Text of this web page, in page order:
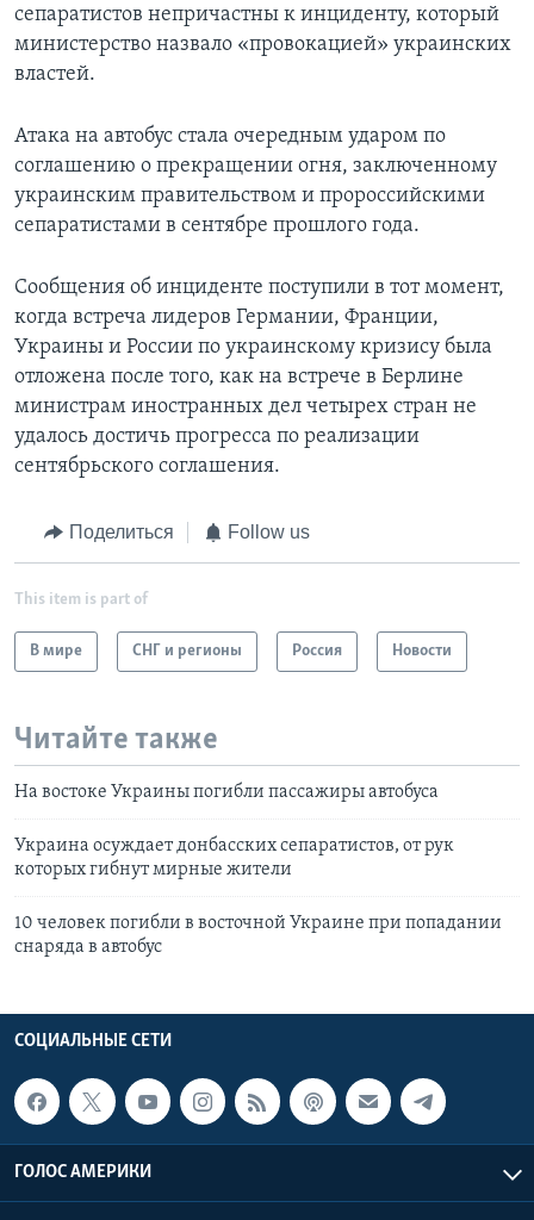
сепаратистов непричастны к инциденту, который
министерство назвало «провокацией» украинских
властей.
Атака на автобус стала очередным ударом по
соглашению о прекращении огня, заключенному
украинским правительством и пророссийскими
сепаратистами в сентябре прошлого года.
Сообщения об инциденте поступили в тот момент,
когда встреча лидеров Германии, Франции,
Украины и России по украинскому кризису была
отложена после того, как на встрече в Берлине
министрам иностранных дел четырех стран не
удалось достичь прогресса по реализации
сентябрьского соглашения.
Поделиться Follow us
This item is part of
В мире СНГ и регионы Россия Новости
Читайте также
На востоке Украины погибли пассажиры автобуса
Украина осуждает донбасских сепаратистов, от рук
которых гибнут мирные жители
10 человек погибли в восточной Украине при попадании
снаряда в автобус
СОЦИАЛЬНЫЕ СЕТИ
ГОЛОС АМЕРИКИ